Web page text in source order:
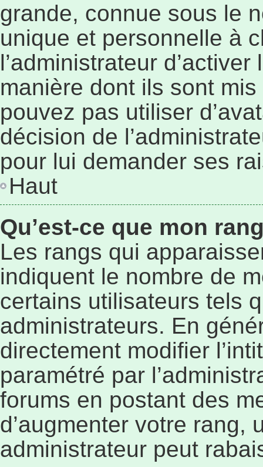
grande, connue sous le
unique et personnelle à
l’administrateur
manière dont ils sont
pouvez pas utiliser
décision de
pour lui demander ses
Haut
Qu’est-ce que mon
Les rangs qui
indiquent le nombre de
certains utilisateurs tels
administrateurs. En
directement modifier
paramétré par
forums en postant des
d’augmenter votre rang,
administrateur peut